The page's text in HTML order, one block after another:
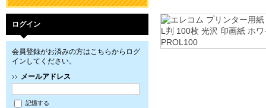
ログイン
会員登録がお済みの方はこちらからログ
インしてください。
メールアドレス
記憶する